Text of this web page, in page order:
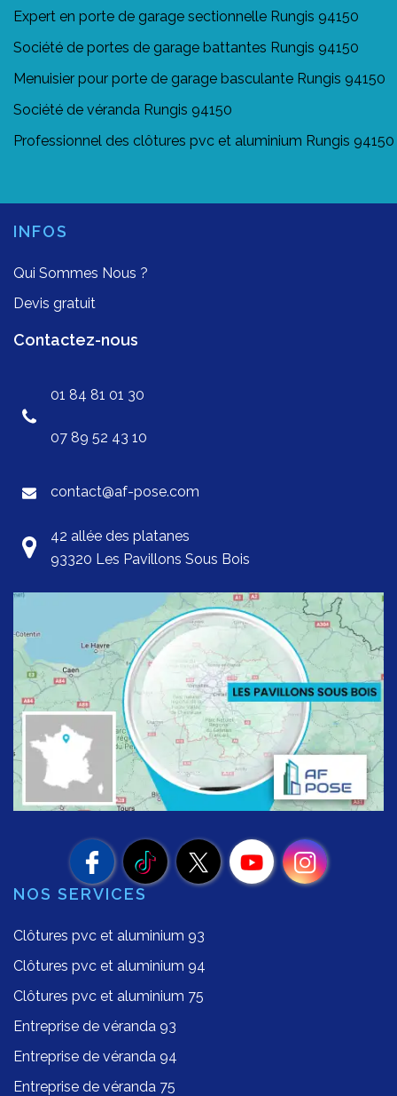
Expert en porte de garage sectionnelle Rungis 94150
Société de portes de garage battantes Rungis 94150
Menuisier pour porte de garage basculante Rungis 94150
Société de véranda Rungis 94150
Professionnel des clôtures pvc et aluminium Rungis 94150
INFOS
Qui Sommes Nous ?
Devis gratuit
Contactez-nous
01 84 81 01 30
07 89 52 43 10
contact@af-pose.com
42 allée des platanes
93320 Les Pavillons Sous Bois
NOS SERVICES
Clôtures pvc et aluminium 93
Clôtures pvc et aluminium 94
Clôtures pvc et aluminium 75
Entreprise de véranda 93
Entreprise de véranda 94
Entreprise de véranda 75